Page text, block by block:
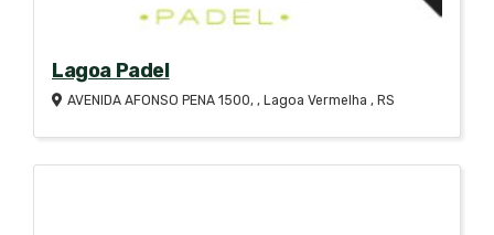
Lagoa Padel
AVENIDA AFONSO PENA 1500, , Lagoa Vermelha , RS